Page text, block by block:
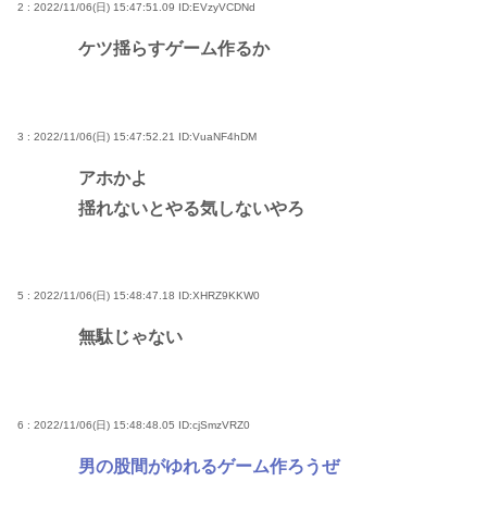
2 : 2022/11/06(日) 15:47:51.09 ID:EVzyVCDNd
ケツ揺らすゲーム作るか
3 : 2022/11/06(日) 15:47:52.21 ID:VuaNF4hDM
アホかよ
揺れないとやる気しないやろ
5 : 2022/11/06(日) 15:48:47.18 ID:XHRZ9KKW0
無駄じゃない
6 : 2022/11/06(日) 15:48:48.05 ID:cjSmzVRZ0
男の股間がゆれるゲーム作ろうぜ